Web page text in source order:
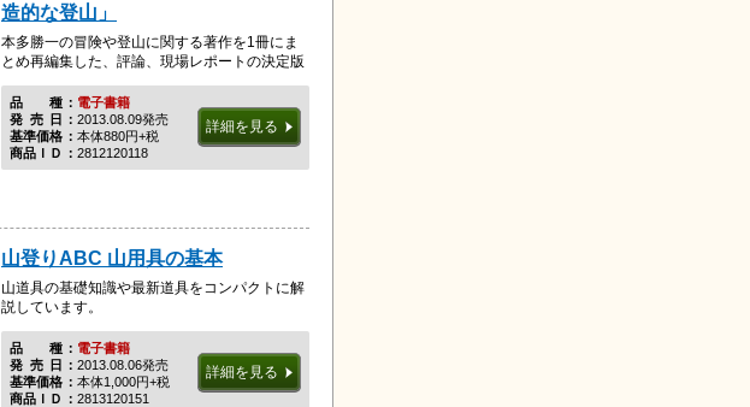
造的な登山」
本多勝一の冒険や登山に関する著作を1冊にま
とめ再編集した、評論、現場レポートの決定版
品種電子書籍
発売日 2013.08.09発売
基準価格
本体880円+税
商品ＩＤ
2812120118
詳細を見る
山登りABC 山用具の基本
山道具の基礎知識や最新道具をコンパクトに解
説しています。
品種電子書籍
発売日 2013.08.06発売
基準価格
本体1,000円+税
商品ＩＤ
2813120151
詳細を見る